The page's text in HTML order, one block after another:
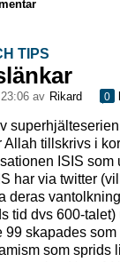
TIPS
23:06 av Rikard 0
superhjälteserien
Allah tillskrivs i
ISIS
har via twitter
deras
tid dvs 600-
99 skapades
som sprids